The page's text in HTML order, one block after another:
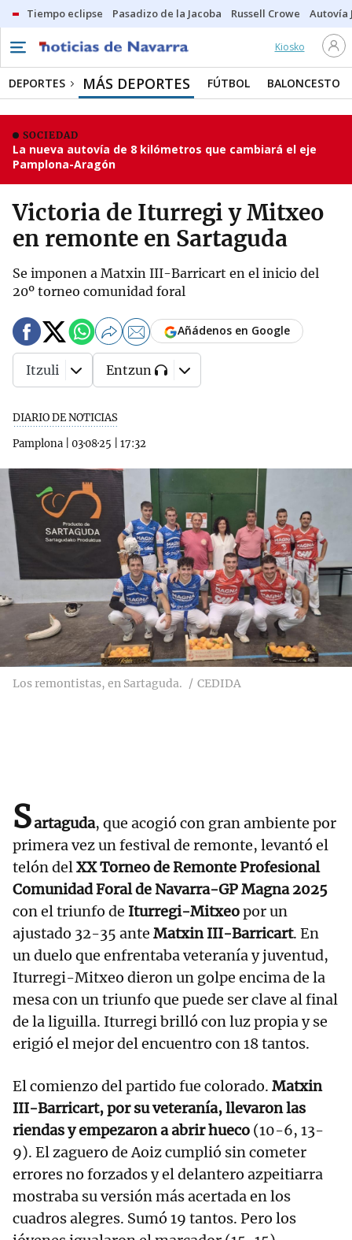
Tiempo eclipse Pasadizo de la Jacoba Russell Crowe Autovía
Kiosko
DEPORTES MÁS DEPORTES FÚTBOL BALONCESTO
SOCIEDAD
La nueva autovía de 8 kilómetros que cambiará el eje
Pamplona-Aragón
Victoria de Iturregi y Mitxeo
en remonte en Sartaguda
Se imponen a Matxin III-Barricart en el inicio del
20º torneo comunidad foral
DIARIO DE NOTICIAS
Pamplona
03·08·25 17:32
Añádenos en Google
Itzuli Entzun
Los remontistas, en Sartaguda. CEDIDA
Sartaguda, que acogió con gran ambiente por
primera vez un festival de remonte, levantó el
telón delXX Torneo de Remonte Profesional
Comunidad Foral de Navarra-GP Magna 2025
con el triunfo de Iturregi-Mitxeopor un
ajustado 32-35 ante Matxin III-Barricart. En
un duelo que enfrentaba veteranía y juventud,
Iturregi-Mitxeo dieron un golpe encima de la
mesa con un triunfo que puede ser clave al final
de la liguilla. Iturregi brilló con luz propia y se
erigió el mejor del encuentro con 18 tantos.
El comienzo del partido fue colorado. Matxin
III-Barricart, por su veteranía, llevaron las
riendas y empezaron a abrir hueco (10-6, 13-
9). El zaguero de Aoiz cumplió sin cometer
errores no forzados y el delantero azpeitiarra
mostraba su versión más acertada en los
cuadros alegres. Sumó 19 tantos. Pero los